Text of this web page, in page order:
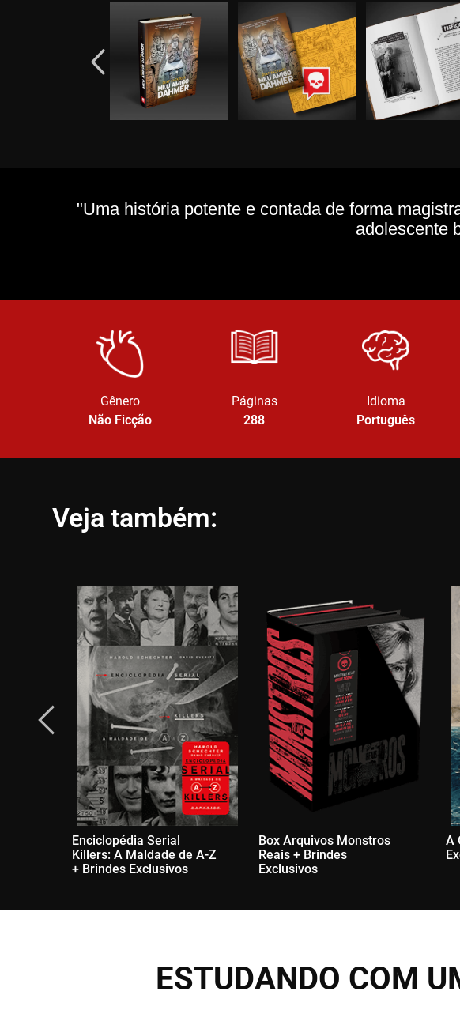
"Uma história potente e contada de forma
adolescente
Gênero
Não Ficção
Páginas
288
Idioma
Português
Veja também:
Enciclopédia Serial
Killers: A Maldade de A-Z
+ Brindes Exclusivos
Box Arquivos Monstros
Reais + Brindes
Exclusivos
A
ESTUDANDO COM